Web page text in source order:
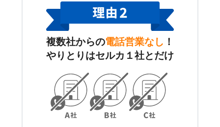
複数社からの電話営業なし ！
やりとりはセルカ１社とだけ